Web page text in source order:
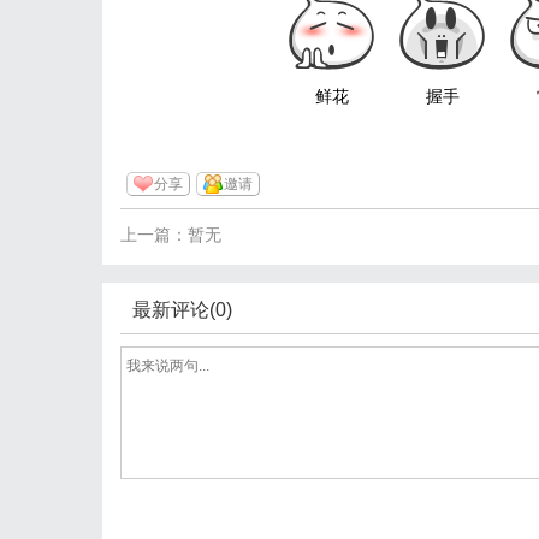
鲜花 握手
分享 邀请
上一篇：暂无
最新评论(0)